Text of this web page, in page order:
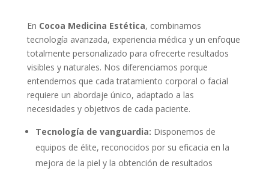
En Cocoa Medicina Estética, combinamos
tecnología avanzada, experiencia médica y un enfoque
totalmente personalizado para ofrecerte resultados
visibles y naturales. Nos diferenciamos porque
entendemos que cada tratamiento corporal o facial
requiere un abordaje único, adaptado a las
necesidades y objetivos de cada paciente.
Tecnología de vanguardia: Disponemos de
equipos de élite, reconocidos por su eficacia en la
mejora de la piel y la obtención de resultados